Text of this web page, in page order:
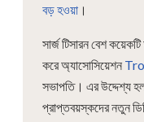
বড় হওয়া ।
সার্জ টিসারন বেশ
করে অ্যাসোসিয়েশন
সভাপতি। এর উদ্দেশ্য
প্রাপ্তবয়স্কদের নতুন